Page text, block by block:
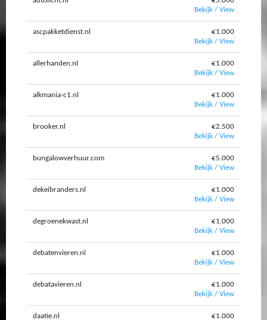
Bekijk / View
ascpakketdienst.nl
€1.000
Bekijk / View
allerhanden.nl
€1.000
Bekijk / View
alkmania-c1.nl
€1.000
Bekijk / View
brooker.nl
€2.500
Bekijk / View
bungalowverhuur.com
€5.000
Bekijk / View
dekeibranders.nl
€1.000
Bekijk / View
degroenekwast.nl
€1.000
Bekijk / View
debatenvieren.nl
€1.000
Bekijk / View
debatavieren.nl
€1.000
Bekijk / View
daatie.nl €1.000